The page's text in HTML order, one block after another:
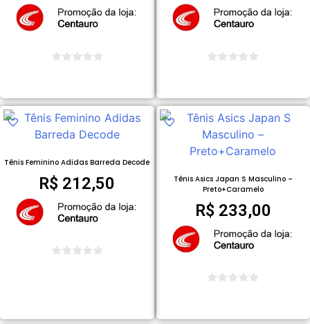
Tênis Feminino Adidas Barreda Decode
R$ 212,50
Tênis Asics Japan S Masculino –
Preto+Caramelo
R$ 233,00